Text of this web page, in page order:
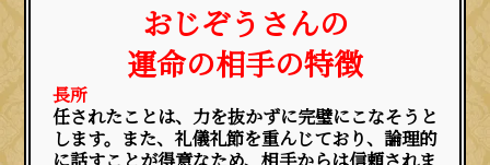
おじぞうさんの
運命の相手の特徴
長所
任されたことは、力を抜かずに完璧にこなそうと
します。また、礼儀礼節を重んじており、論理的
に話すことが得意なため、相手からは信頼されま